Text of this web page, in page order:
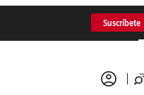
Suscríbete